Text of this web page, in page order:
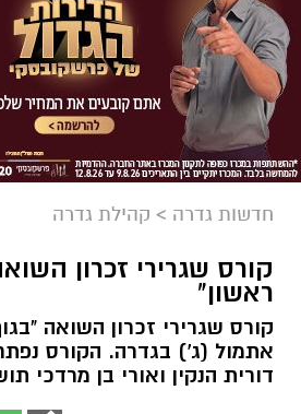
חדשות גדרה > קהילת גדרה
קורס שגרירי זכרון
ראשון"
קורס שגרירי זכרון השואה
אתמול (ג') בגדרה. הקורס
דורית הנקין ואורי בן מרדכי